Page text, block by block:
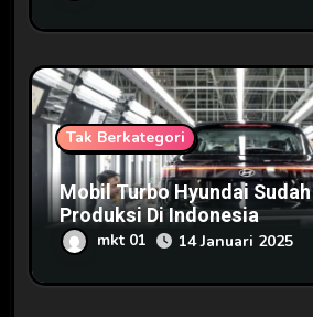
Tak Berkategori
Mobil Turbo Hyundai
Produksi Di Indonesia
mkt 01 14 Januari 2025